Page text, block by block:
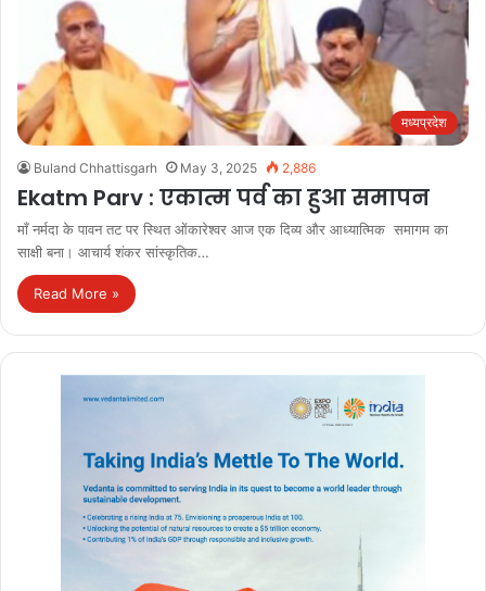
मध्यप्रदेश
Buland Chhattisgarh May 3, 2025 2,886
Ekatm Parv : एकात्म पर्व का हुआ समापन
माँ नर्मदा के पावन तट पर स्थित ओंकारेश्वर आज एक दिव्य और आध्यात्मिक समागम का
साक्षी बना। आचार्य शंकर सांस्कृतिक…
Read More »